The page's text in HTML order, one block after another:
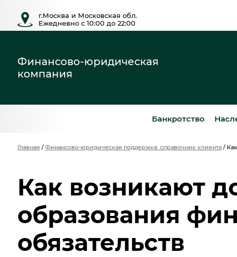
г.Москва и Московская обл.
Ежедневно с 10:00 до 22:00
Финансово-юридическая
компания
Банкротство
Главная / Финансово-юридическая поддержка: справочник клиента/
Как возникают
образования
обязательств